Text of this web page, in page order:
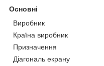
Основні
Виробник
Країна виробник
Призначення
Діагональ екрану